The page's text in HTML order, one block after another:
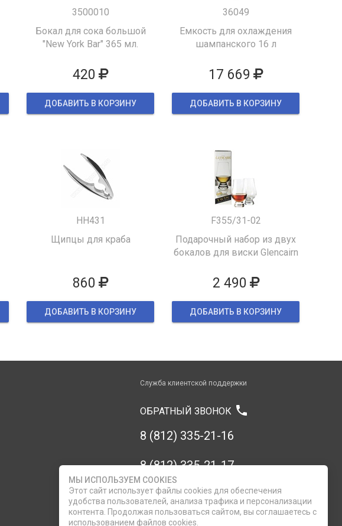
3500010
Бокал для сока большой
"New York Bar" 365 мл.
420
ДОБАВИТЬ В КОРЗИНУ
36049
Емкость для охлаждения
шампанского 16 л
17 669
ДОБАВИТЬ В КОРЗИНУ
HH431
Щипцы для краба
860
ДОБАВИТЬ В КОРЗИНУ
F355/31-02
Подарочный набор из двух
бокалов для виски Glencairn
2 490
ДОБАВИТЬ В КОРЗИНУ
Служба клиентской поддержки
ОБРАТНЫЙ ЗВОНОК phone
8 (812) 335-21-16
8 (812) 335-21-17
7 (911) 947-43-48
МЫ ИСПОЛЬЗУЕМ COOKIES
Этот сайт использует файлы cookies для обеспечения
удобства пользователей, анализа трафика и персонализации
контента. Продолжая пользоваться сайтом, вы соглашаетесь с
использованием файлов cookies.